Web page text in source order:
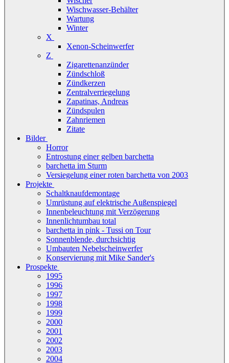
Wischwasser-Behälter
Wartung
Winter
X
Xenon-Scheinwerfer
Z
Zigarettenanzünder
Zündschloß
Zündkerzen
Zentralverriegelung
Zapatinas, Andreas
Zündspulen
Zahnriemen
Zitate
Bilder
Horror
Entrostung einer gelben barchetta
barchetta im Sturm
Versiegelung einer roten barchetta von 2003
Projekte
Schaltknaufdemontage
Umrüstung auf elektrische Außenspiegel
Innenbeleuchtung mit Verzögerung
Innenlichtumbau total
barchetta in pink - Tussi on Tour
Sonnenblende, durchsichtig
Umbauten Nebelscheinwerfer
Konservierung mit Mike Sander's
Prospekte
1995
1996
1997
1998
1999
2000
2001
2002
2003
2004